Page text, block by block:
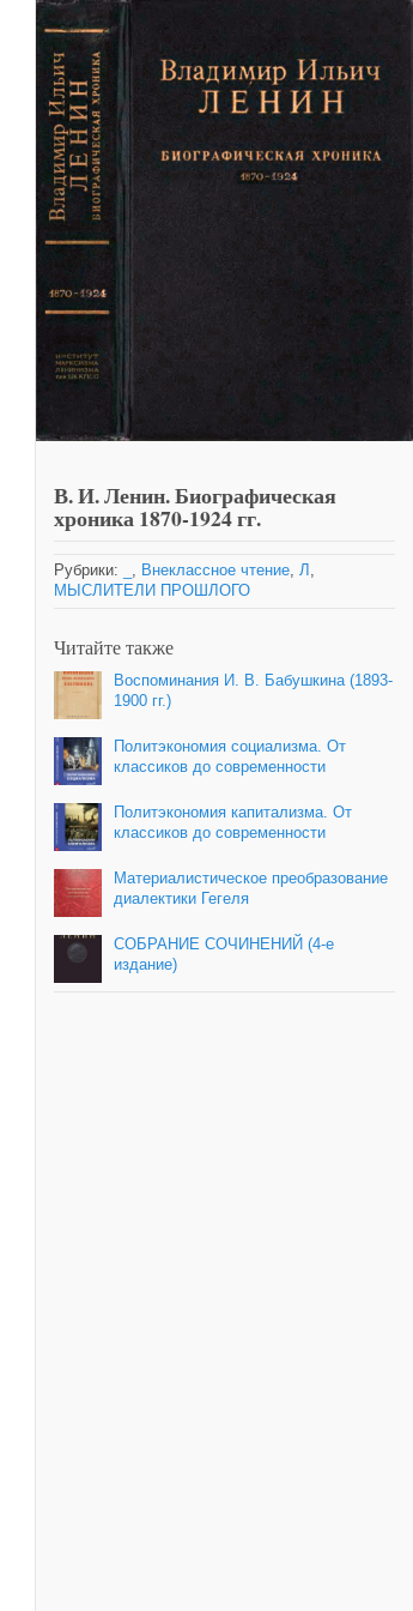
В. И. Ленин. Биографическая
хроника 1870-1924 гг.
Рубрики: Внеклассное чтение Л
МЫСЛИТЕЛИ ПРОШЛОГО
Читайте также
Воспоминания И. В. Бабушкина (1893-
1900 гг.)
Политэкономия социализма. От
классиков до современности
Политэкономия капитализма. От
классиков до современности
Материалистическое преобразование
диалектики Гегеля
СОБРАНИЕ СОЧИНЕНИЙ (4-е
издание)